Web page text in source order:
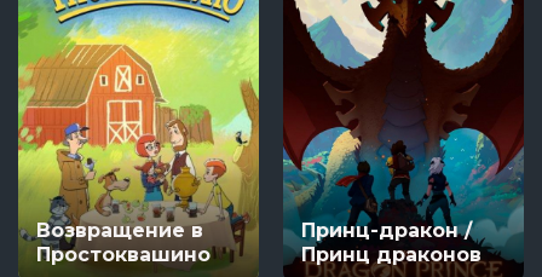
Возвращение в
Простоквашино
Принц-дракон /
Принц драконов